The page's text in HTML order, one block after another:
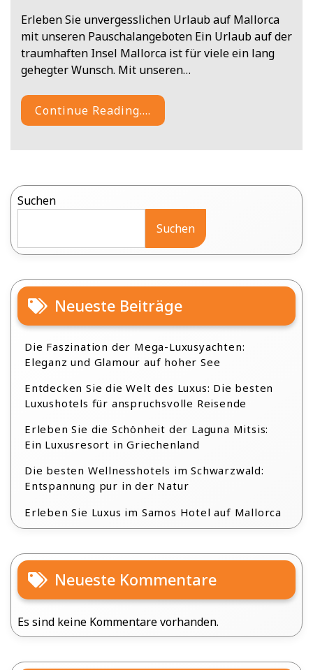
Erleben Sie unvergesslichen Urlaub auf Mallorca
mit unseren Pauschalangeboten Ein Urlaub auf der
traumhaften Insel Mallorca ist für viele ein lang
gehegter Wunsch. Mit unseren…
Continue Reading....
Suchen
Suchen
Neueste Beiträge
Die Faszination der Mega-Luxusyachten:
Eleganz und Glamour auf hoher See
Entdecken Sie die Welt des Luxus: Die besten
Luxushotels für anspruchsvolle Reisende
Erleben Sie die Schönheit der Laguna Mitsis:
Ein Luxusresort in Griechenland
Die besten Wellnesshotels im Schwarzwald:
Entspannung pur in der Natur
Erleben Sie Luxus im Samos Hotel auf Mallorca
Neueste Kommentare
Es sind keine Kommentare vorhanden.